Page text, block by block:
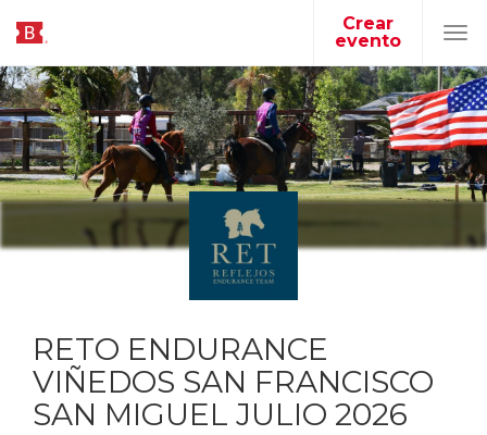
Crear
evento
RETO ENDURANCE
VIÑEDOS SAN FRANCISCO
SAN MIGUEL JULIO 2026